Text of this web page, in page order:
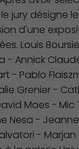
jury désigne
d'une
Louis
- Annick
- Pablo
Grenier -
Maes - Mic
Nesa -
- Marjan